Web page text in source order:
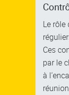
Le rôle
Ces
par le
à